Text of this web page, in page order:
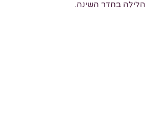
הלילה בחדר השינה.